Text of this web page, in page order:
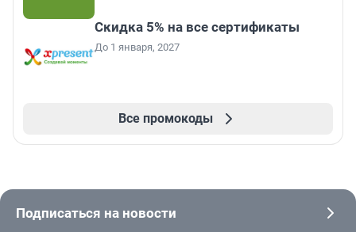
Скидка 5% на все сертификаты
До 1 января, 2027
Все промокоды
Подписаться на новости